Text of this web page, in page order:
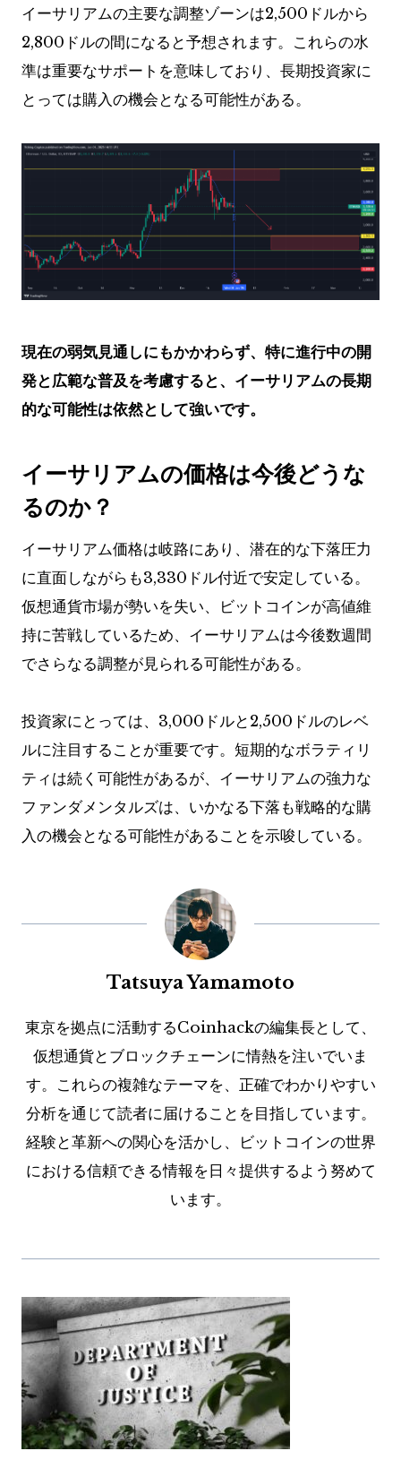
イーサリアムの主要な調整ゾーンは2,500ドルから
2,800ドルの間になると予想されます。これらの水
準は重要なサポートを意味しており、長期投資家に
とっては購入の機会となる可能性がある。
現在の弱気見通しにもかかわらず、特に進行中の開
発と広範な普及を考慮すると、イーサリアムの長期
的な可能性は依然として強いです。
イーサリアムの価格は今後どうな
るのか？
イーサリアム価格は岐路にあり、潜在的な下落圧力
に直面しながらも3,330ドル付近で安定している。
仮想通貨市場が勢いを失い、ビットコインが高値維
持に苦戦しているため、イーサリアムは今後数週間
でさらなる調整が見られる可能性がある。
投資家にとっては、3,000ドルと2,500ドルのレベ
ルに注目することが重要です。短期的なボラティリ
ティは続く可能性があるが、イーサリアムの強力な
ファンダメンタルズは、いかなる下落も戦略的な購
入の機会となる可能性があることを示唆している。
Tatsuya Yamamoto
東京を拠点に活動するCoinhackの編集長として、
仮想通貨とブロックチェーンに情熱を注いでいま
す。これらの複雑なテーマを、正確でわかりやすい
分析を通じて読者に届けることを目指しています。
経験と革新への関心を活かし、ビットコインの世界
における信頼できる情報を日々提供するよう努めて
います。